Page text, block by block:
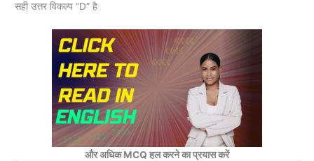
सही उत्तर विकल्प “D” है
और अधिक MCQ हल करने का प्रयास करें